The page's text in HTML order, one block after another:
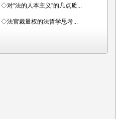
◇对“法的人本主义”的几点质...
◇法官裁量权的法哲学思考...